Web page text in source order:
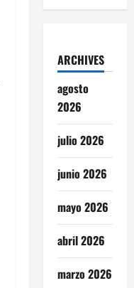
ARCHIVES
agosto
2026
julio 2026
junio 2026
mayo 2026
abril 2026
marzo 2026